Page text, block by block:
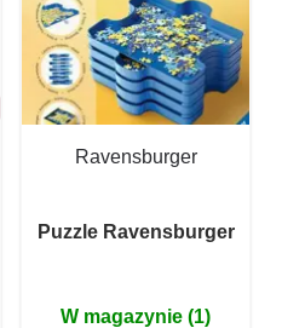
Ravensburger
Puzzle Ravensburger
W magazynie (1)